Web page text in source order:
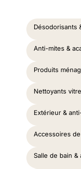
Désodorisants
Anti-mites &
Produits
Nettoyants
Extérieur &
Accessoires
Salle de bain &